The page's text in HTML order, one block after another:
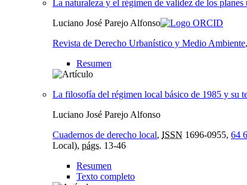
La naturaleza y el régimen de validez de los planes
Luciano José Parejo Alfonso
Revista de Derecho Urbanístico y Medio Ambiente,
Resumen
La filosofía del régimen local básico de 1985 y su
Luciano José Parejo Alfonso
Cuadernos de derecho local, ISSN 1696-0955, 64
Local), págs. 13-46
Resumen
Texto completo